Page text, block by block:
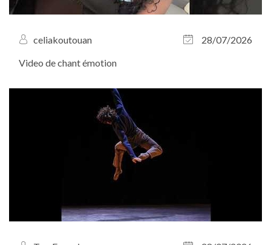
celiakoutouan
28/07/2026
Video de chant émotion